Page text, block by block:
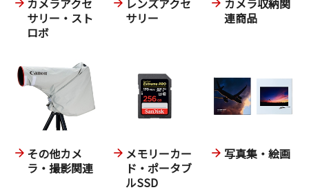
カメラアクセ
サリー・スト
ロボ
レンズアクセ
サリー
カメラ収納関
連商品
その他カメ
ラ・撮影関連
メモリーカー
ド・ポータブ
ルSSD
写真集・絵画